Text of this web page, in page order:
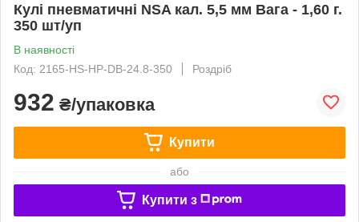
Кулі пневматичні NSA кал. 5,5 мм Вага - 1,60 г.
350 шт/уп
В наявності
Код: 2165-HS-HP-DB-24.8-350
Роздріб
932 ₴/упаковка
Купити
або
Купити з